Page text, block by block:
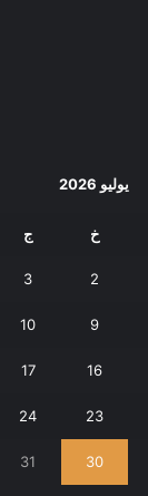
يوليو 2026
خ ج
2
3
9
10
16
17
23
24
30
31